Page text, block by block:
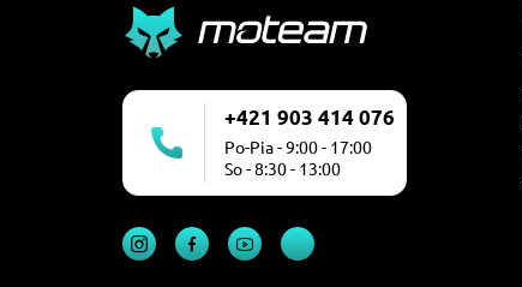
+421 903 414 076
Po-Pia - 9:00 - 17:00
So - 8:30 - 13:00